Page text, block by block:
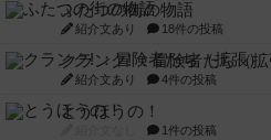
ふたつの街の物語
紹介文あり 18件の投稿
クランク! ：冒険者たち（拡
紹介文あり 4件の投稿
とうほうの！
1件の投稿